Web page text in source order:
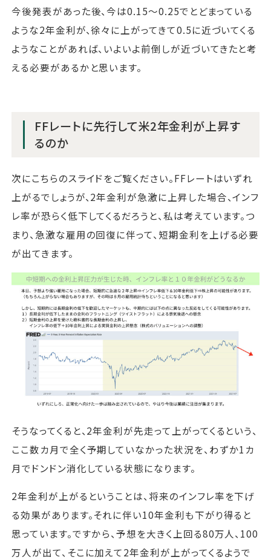
今後発表があった後、今は0.15～0.25でとどまっている
ような2年金利が、徐々に上がってきて0.5に近づいてくる
ようなことがあれば、いよいよ前倒しが近づいてきたと考
える必要があるかと思います。
FFレートに先行して米2年金利が上昇す
るのか
次にこちらのスライドをご覧ください。FFレートはいずれ
上がるでしょうが、2年金利が急激に上昇した場合、インフ
レ率が恐らく低下してくるだろうと、私は考えています。つ
まり、急激な雇用の回復に伴って、短期金利を上げる必要
が出てきます。
そうなってくると、2年金利が先走って上がってくるという、
ここ数カ月で全く予期していなかった状況を、わずか1カ
月でドンドン消化している状態になります。
2年金利が上がるということは、将来のインフレ率を下げ
る効果があります。それに伴い10年金利も下がり得ると
思っています。ですから、予想を大きく上回る80万人、100
万人が出て、そこに加えて2年金利が上がってくるようで